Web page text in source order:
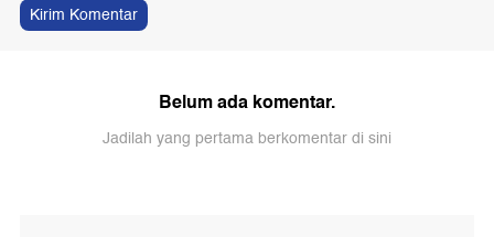
Kirim Komentar
Belum ada komentar.
Jadilah yang pertama berkomentar di sini